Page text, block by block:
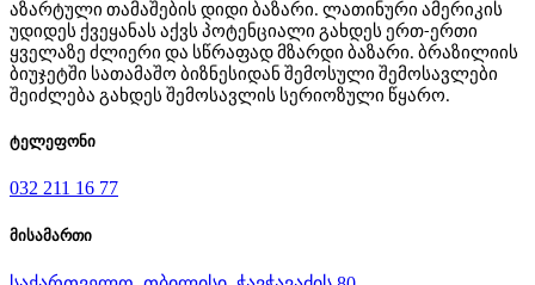
აზარტული თამაშების დიდი ბაზარი. ლათინური ამერიკის
უდიდეს ქვეყანას აქვს პოტენციალი გახდეს ერთ-ერთი
ყველაზე ძლიერი და სწრაფად მზარდი ბაზარი. ბრაზილიის
ბიუჯეტში სათამაშო ბიზნესიდან შემოსული შემოსავლები
შეიძლება გახდეს შემოსავლის სერიოზული წყარო.
ტელეფონი
032 211 16 77
მისამართი